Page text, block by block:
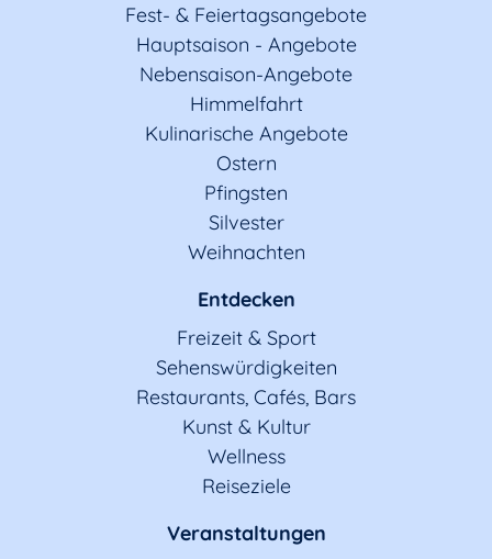
Fest- & Feiertagsangebote
Hauptsaison - Angebote
Nebensaison-Angebote
Himmelfahrt
Kulinarische Angebote
Ostern
Pfingsten
Silvester
Weihnachten
Entdecken
Freizeit & Sport
Sehenswürdigkeiten
Restaurants, Cafés, Bars
Kunst & Kultur
Wellness
Reiseziele
Veranstaltungen